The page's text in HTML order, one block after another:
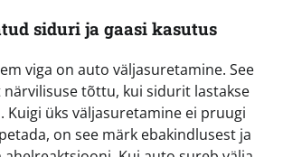
siduri ja gaasi kasutus
viga on auto väljasuretamine. See
tõttu, kui sidurit lastakse
Kuigi üks väljasuretamine ei pruugi
on see märk ebakindlusest ja